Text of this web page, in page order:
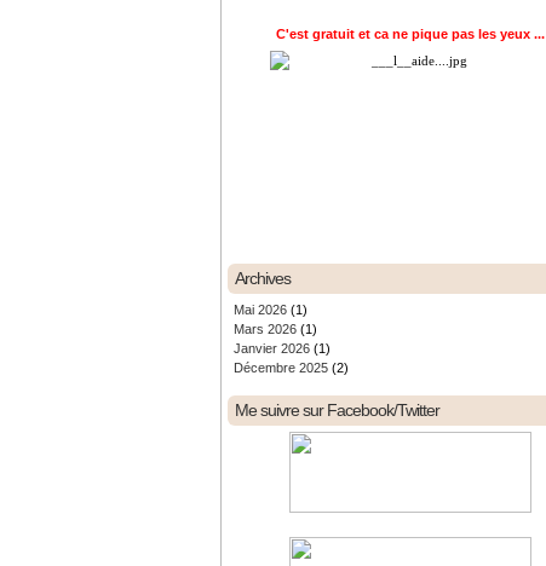
C'est gratuit et ca ne pique pas les yeux ...
Archives
Mai 2026 (1)
Mars 2026 (1)
Janvier 2026 (1)
Décembre 2025 (2)
Me suivre sur Facebook/Twitter